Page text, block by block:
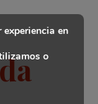
en
o